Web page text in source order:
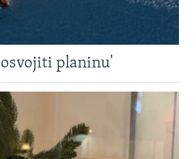
planinu'